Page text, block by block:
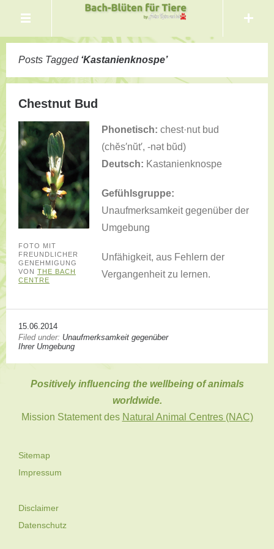
Posts Tagged ‘Kastanienknospe’
Chestnut Bud
FOTO MIT
FREUNDLICHER
GENEHMIGUNG
VON THE BACH
CENTRE
Phonetisch: chest·nut bud
(chĕs′nŭt′, -nət bŭd)
Deutsch: Kastanienknospe
Gefühlsgruppe:
Unaufmerksamkeit gegenüber der
Umgebung
Unfähigkeit, aus Fehlern der
Vergangenheit zu lernen.
15.06.2014
Filed under: Unaufmerksamkeit gegenüber
Ihrer Umgebung
Positively influencing the wellbeing of animals
worldwide.
Mission Statement des Natural Animal Centres (NAC)
Sitemap
Impressum
Disclaimer
Datenschutz